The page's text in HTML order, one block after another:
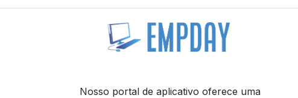
Nosso portal de aplicativo oferece uma